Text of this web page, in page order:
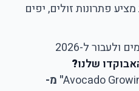
פתרונות זולים, יפים
ל-2026
?
Avocado" מ-